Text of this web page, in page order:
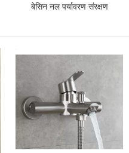
बेसिन नल पर्यावरण संरक्षण
सबसे अच्छी कीमत